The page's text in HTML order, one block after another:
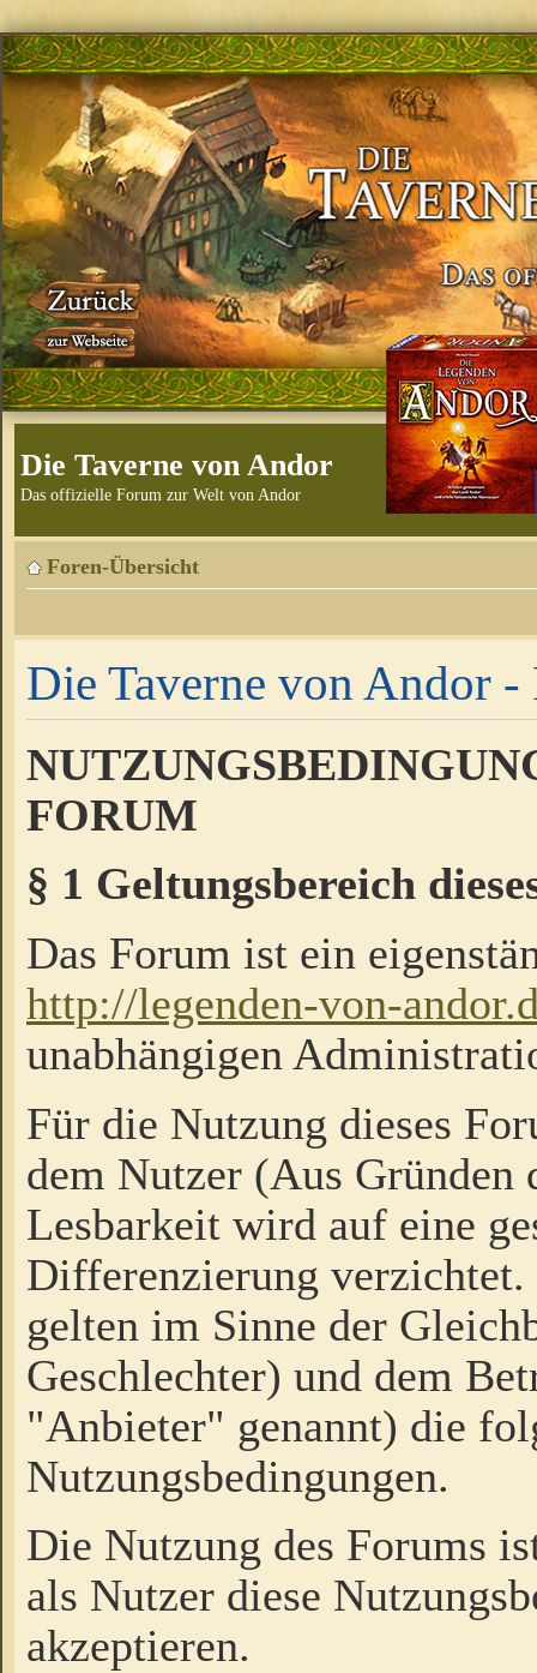
Die Taverne von Andor
Das offizielle Forum zur Welt von Andor
Foren-Übersicht
Die Taverne von Andor -
FORUM
§ 1 Geltungsbereich
Das Forum ist ein
http://legenden-von-
unabhängigen
Für die Nutzung dieses
dem Nutzer (Aus Gründen
Lesbarkeit wird auf eine
Differenzierung
gelten im Sinne der
Geschlechter) und dem
"Anbieter" genannt) die
Nutzungsbedingungen.
Die Nutzung des Forums
als Nutzer diese
akzeptieren.